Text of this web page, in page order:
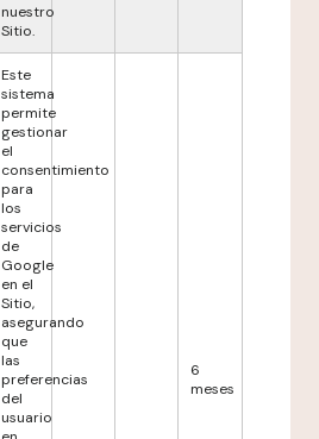
nuestro
Sitio.
Este
sistema
permite
gestionar
el
consentimiento
para
los
servicios
de
Google
en el
Sitio,
asegurando
que
las
preferencias
del
usuario
6
meses